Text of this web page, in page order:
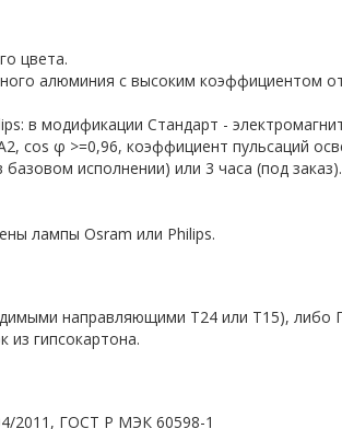
цвета.
алюминия с высоким коэффициентом
в модификации Стандарт -
cos φ >=0,96, коэффициент пульсаций
исполнении) или 3 часа (под заказ).
лампы Osram или Philips.
направляющими T24 или Т15), либо
из гипсокартона.
2011, ГОСТ Р МЭК 60598-1